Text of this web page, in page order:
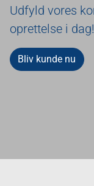
Udfyld vores
oprettelse i dag!
Bliv kunde nu